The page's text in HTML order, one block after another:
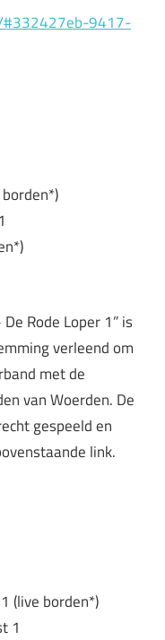
#332427eb-9417-
Rode Loper 1” is
verleend om
met de
van Woerden. De
gespeeld en
link.
(live borden*)
1